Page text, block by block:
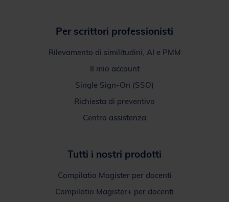
Per scrittori professionisti
Rilevamento di similitudini, AI e PMM
Il mio account
Single Sign-On (SSO)
Richiesta di preventivo
Centro assistenza
Tutti i nostri prodotti
Compilatio Magister per docenti
Compilatio Magister+ per docenti